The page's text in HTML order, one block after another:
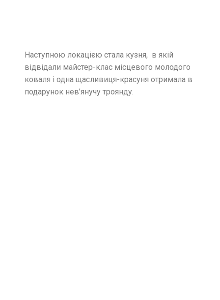
Наступною локацією стала кузня, в якій
відвідали майстер-клас місцевого молодого
коваля і одна щасливиця-красуня отримала в
подарунок нев’янучу троянду.